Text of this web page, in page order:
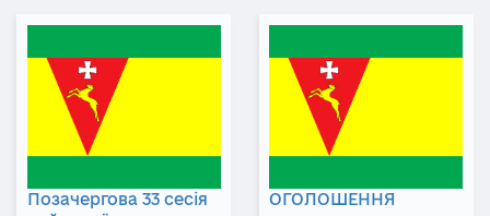
Позачергова 33 сесія
ОГОЛОШЕННЯ